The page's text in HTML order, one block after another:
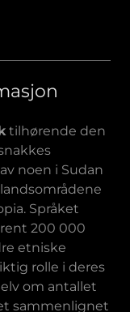
tilhørende den
noen i Sudan
Språket
200 000
etniske
rolle i deres
om antallet
sammenlignet